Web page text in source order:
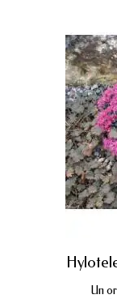
Un